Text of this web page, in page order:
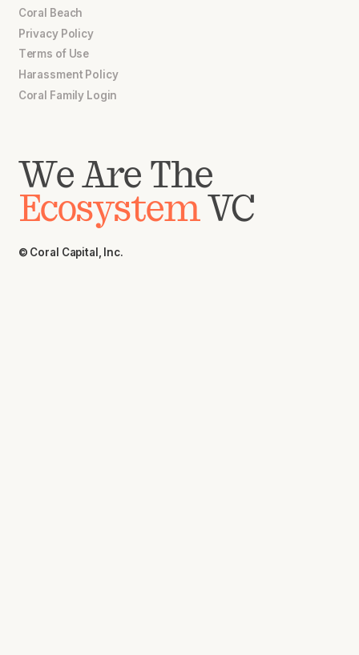
Coral Beach
Privacy Policy
Terms of Use
Harassment Policy
Coral Family Login
We Are The
EcosystemVC
© Coral Capital, Inc.